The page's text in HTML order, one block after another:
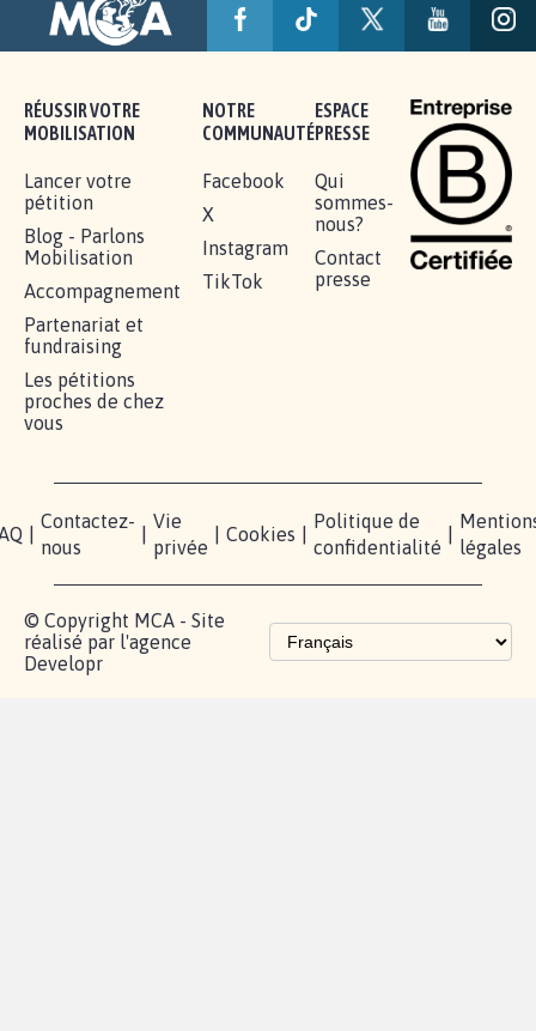
RÉUSSIR VOTRE
MOBILISATION
Lancer votre
pétition
Blog - Parlons
Mobilisation
Accompagnement
Partenariat et
fundraising
Les pétitions
proches de chez
vous
NOTRE
COMMUNAUTÉ
Facebook
X
Instagram
TikTok
ESPACE
PRESSE
Qui
sommes-
nous?
Contact
presse
Contactez-
nous
Vie
privée
Cookies
Politique de
confidentialité
légales
© Copyright MCA - Site
réalisé par l'agence
Developr